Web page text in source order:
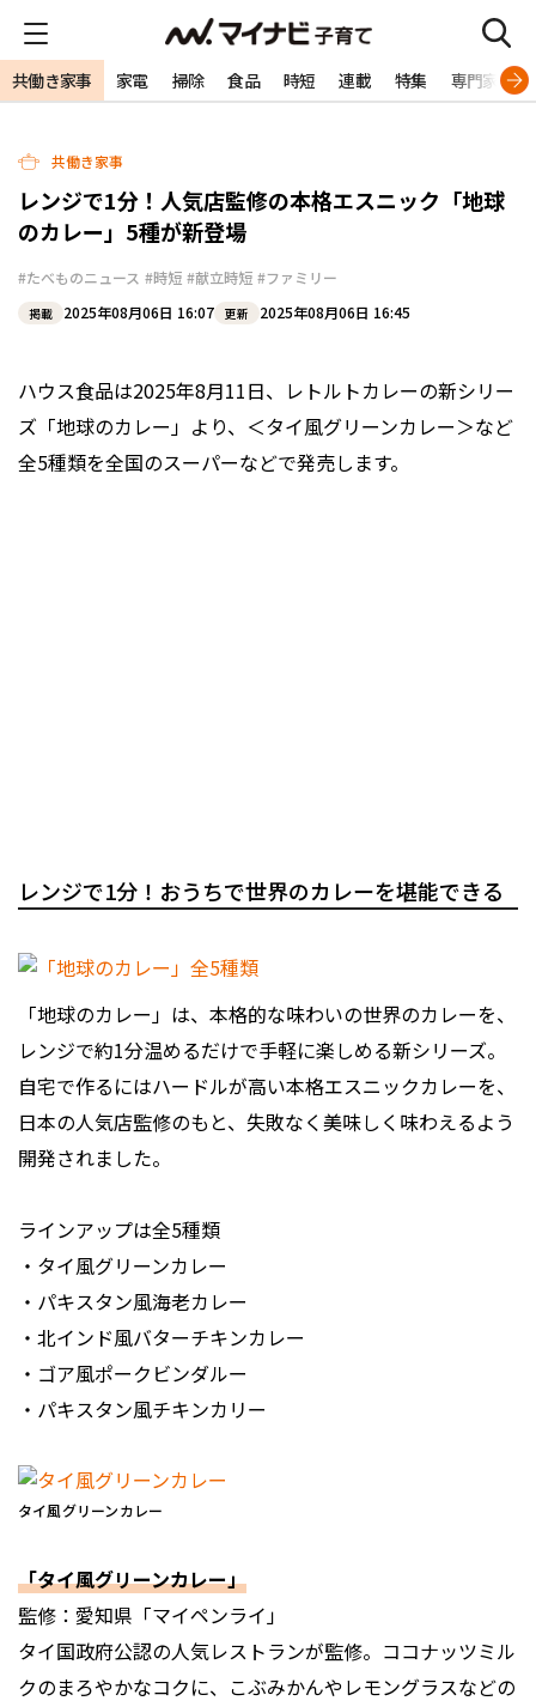
共働き家事 家電 掃除 食品 時短 連載 特集 専門家
共働き家事
レンジで1分！人気店監修の本格エスニック「地球
のカレー」5種が新登場
#たべものニュース #時短 #献立時短 #ファミリー
掲載 2025年08月06日 16:07 更新 2025年08月06日 16:45
ハウス食品は2025年8月11日、レトルトカレーの新シリー
ズ「地球のカレー」より、＜タイ風グリーンカレー＞など
全5種類を全国のスーパーなどで発売します。
レンジで1分！おうちで世界のカレーを堪能できる
「地球のカレー」は、本格的な味わいの世界のカレーを、
レンジで約1分温めるだけで手軽に楽しめる新シリーズ。
自宅で作るにはハードルが高い本格エスニックカレーを、
日本の人気店監修のもと、失敗なく美味しく味わえるよう
開発されました。
ラインアップは全5種類
・タイ風グリーンカレー
・パキスタン風海老カレー
・北インド風バターチキンカレー
・ゴア風ポークビンダルー
・パキスタン風チキンカリー
タイ風グリーンカレー
「タイ風グリーンカレー」
監修：愛知県「マイペンライ」
タイ国政府公認の人気レストランが監修。ココナッツミル
クのまろやかなコクに、こぶみかんやレモングラスなどの